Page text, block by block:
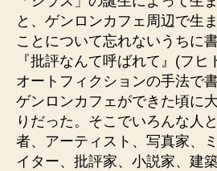
と、ゲンロンカフェ周辺で生
ことについて忘れないうちに
『批評なんて呼ばれて』(フヒ
オートフィクションの手法で
ゲンロンカフェができた頃に
りだった。そこでいろんな人
者、アーティスト、写真家、
イター、批評家、小説家、建